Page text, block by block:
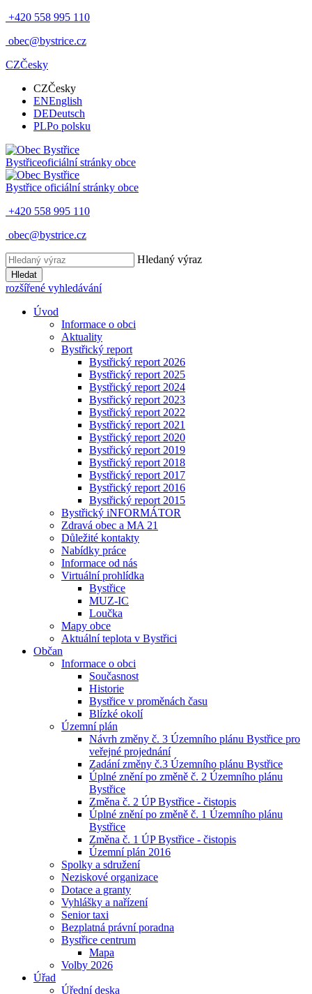
+420 558 995 110
obec@bystrice.cz
CZČesky
CZČesky
ENEnglish
DEDeutsch
PLPo polsku
Bystřiceoficiální stránky obce
Bystřice oficiální stránky obce
+420 558 995 110
obec@bystrice.cz
Hledaný výraz
Hledat
rozšířené vyhledávání
Úvod
Informace o obci
Aktuality
Bystřický report
Bystřický report 2026
Bystřický report 2025
Bystřický report 2024
Bystřický report 2023
Bystřický report 2022
Bystřický report 2021
Bystřický report 2020
Bystřický report 2019
Bystřický report 2018
Bystřický report 2017
Bystřický report 2016
Bystřický report 2015
Bystřický iNFORMÁTOR
Zdravá obec a MA 21
Důležité kontakty
Nabídky práce
Informace od nás
Virtuální prohlídka
Bystřice
MUZ-IC
Loučka
Mapy obce
Aktuální teplota v Bystřici
Občan
Informace o obci
Současnost
Historie
Bystřice v proměnách času
Blízké okolí
Územní plán
Návrh změny č. 3 Územního plánu Bystřice pro
veřejné projednání
Zadání změny č.3 Územního plánu Bystřice
Úplné znění po změně č. 2 Územního plánu
Bystřice
Změna č. 2 ÚP Bystřice - čistopis
Úplné znění po změně č. 1 Územního plánu
Bystřice
Změna č. 1 ÚP Bystřice - čistopis
Územní plán 2016
Spolky a sdružení
Neziskové organizace
Dotace a granty
Vyhlášky a nařízení
Senior taxi
Bezplatná právní poradna
Bystřice centrum
Mapa
Volby 2026
Úřad
Úřední deska